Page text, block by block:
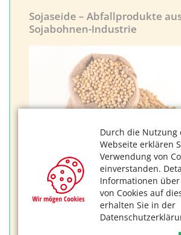
Durch die Nutzung
Webseite erklären
Verwendung von
einverstanden.
Informationen über
von Cookies auf
erhalten Sie in der
Sojaseide – Abfallprodukte
Sojabohnen-Industrie
Soybohnen. Foto: pnmralex / Pixabay